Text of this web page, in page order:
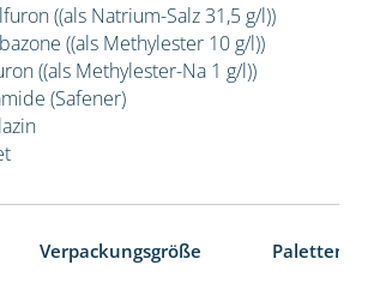
((als Natrium-Salz 31,5 g/l))
((als Methylester 10 g/l))
((als Methylester-Na 1 g/l))
(Safener)
Verpackungsgröße